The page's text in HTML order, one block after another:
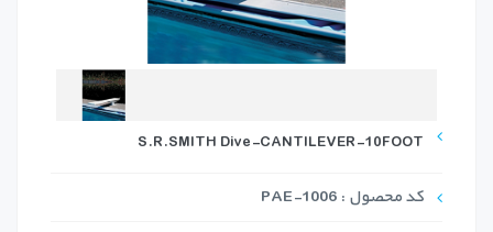
S.R.SMITH Dive-CANTILEVER-10FOOT
کد محصول : PAE-1006